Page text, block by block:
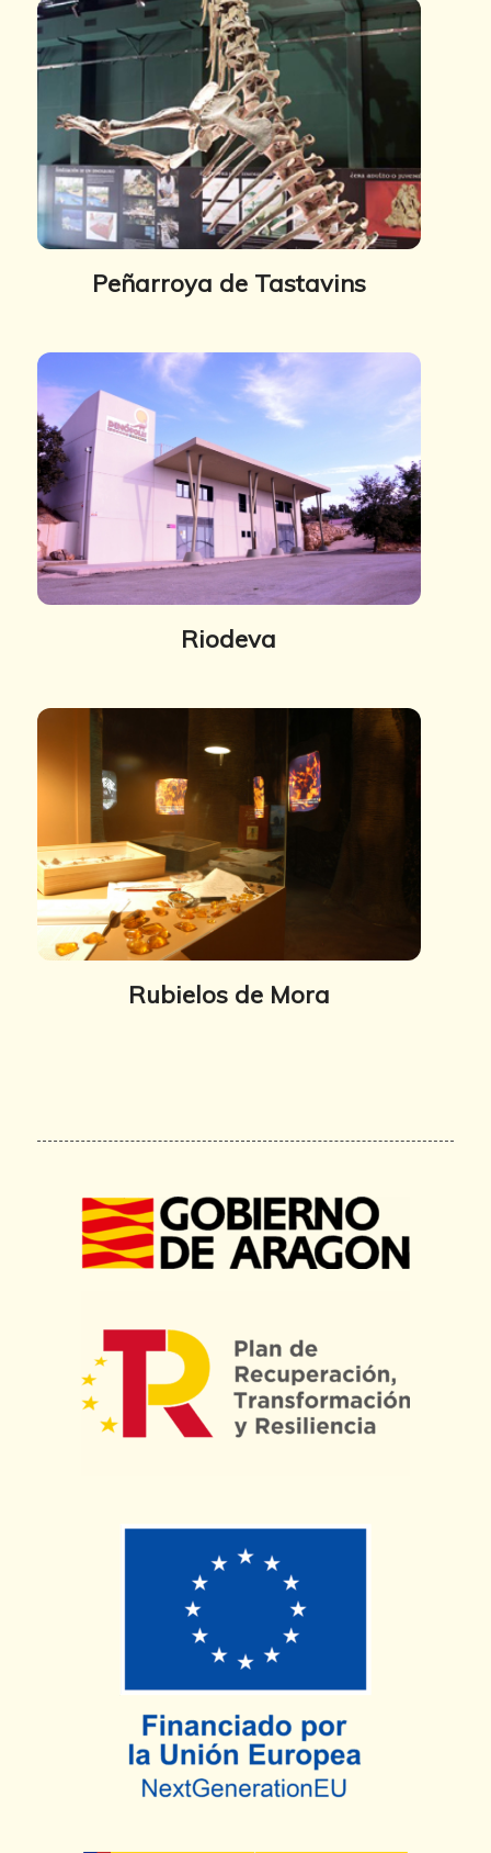
Peñarroya de Tastavins
Riodeva
Rubielos de Mora